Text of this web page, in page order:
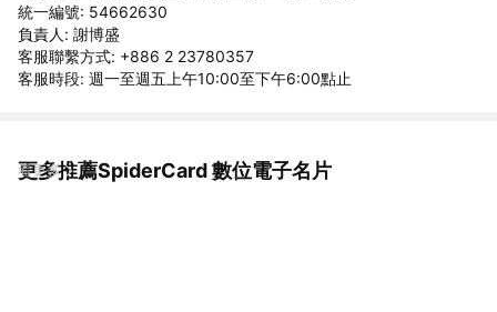
統一編號: 54662630
負責人: 謝博盛
客服聯繫方式: +886 2 23780357
客服時段: 週一至週五上午10:00至下午6:00點止
更多推薦SpiderCard 數位電子名片
看更多